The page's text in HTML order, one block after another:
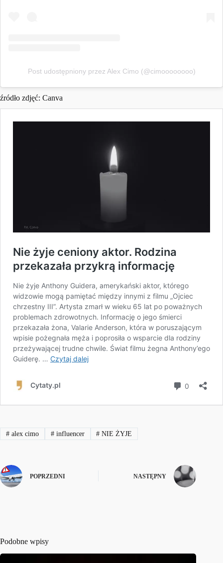
Post udostępniony przez Alex Cimo (@cimoooooooo)
źródło zdjęć: Canva
#alex cimo #influencer # NIE ŻYJE
POPRZEDNI NASTĘPNY
Podobne wpisy